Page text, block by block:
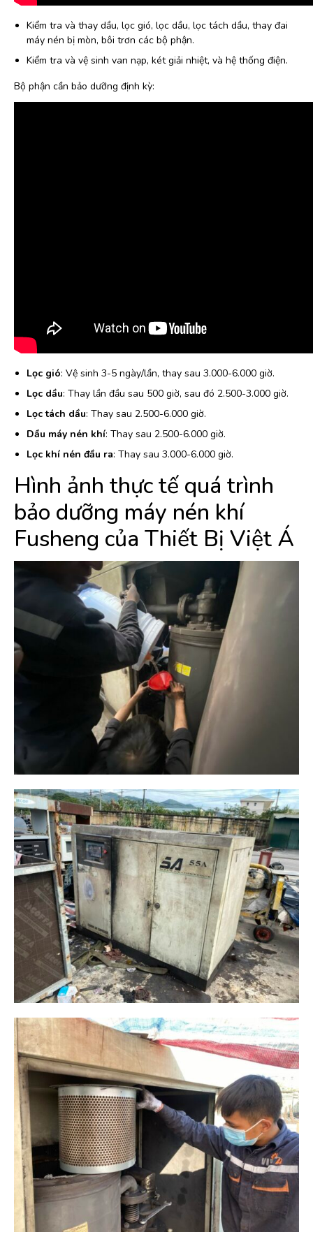
Kiểm tra và thay dầu, lọc gió, lọc dầu, lọc tách dầu, thay đai
máy nén bị mòn, bôi trơn các bộ phận.
Kiểm tra và vệ sinh van nạp, két giải nhiệt, và hệ thống điện.
Bộ phận cần bảo dưỡng định kỳ:
Lọc gió: Vệ sinh 3-5 ngày/lần, thay sau 3.000-6.000 giờ.
Lọc dầu: Thay lần đầu sau 500 giờ, sau đó 2.500-3.000 giờ.
Lọc tách dầu: Thay sau 2.500-6.000 giờ.
Dầu máy nén khí: Thay sau 2.500-6.000 giờ.
Lọc khí nén đầu ra: Thay sau 3.000-6.000 giờ.
Hình ảnh thực tế quá trình
bảo dưỡng máy nén khí
Fusheng của Thiết Bị Việt Á